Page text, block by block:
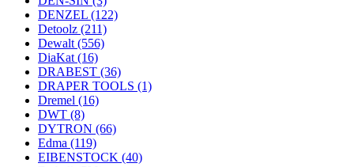
DENZEL (122)
Detoolz (211)
Dewalt (556)
DiaKat (16)
DRABEST (36)
DRAPER TOOLS (1)
Dremel (16)
DWT (8)
DYTRON (66)
Edma (119)
EIBENSTOCK (40)